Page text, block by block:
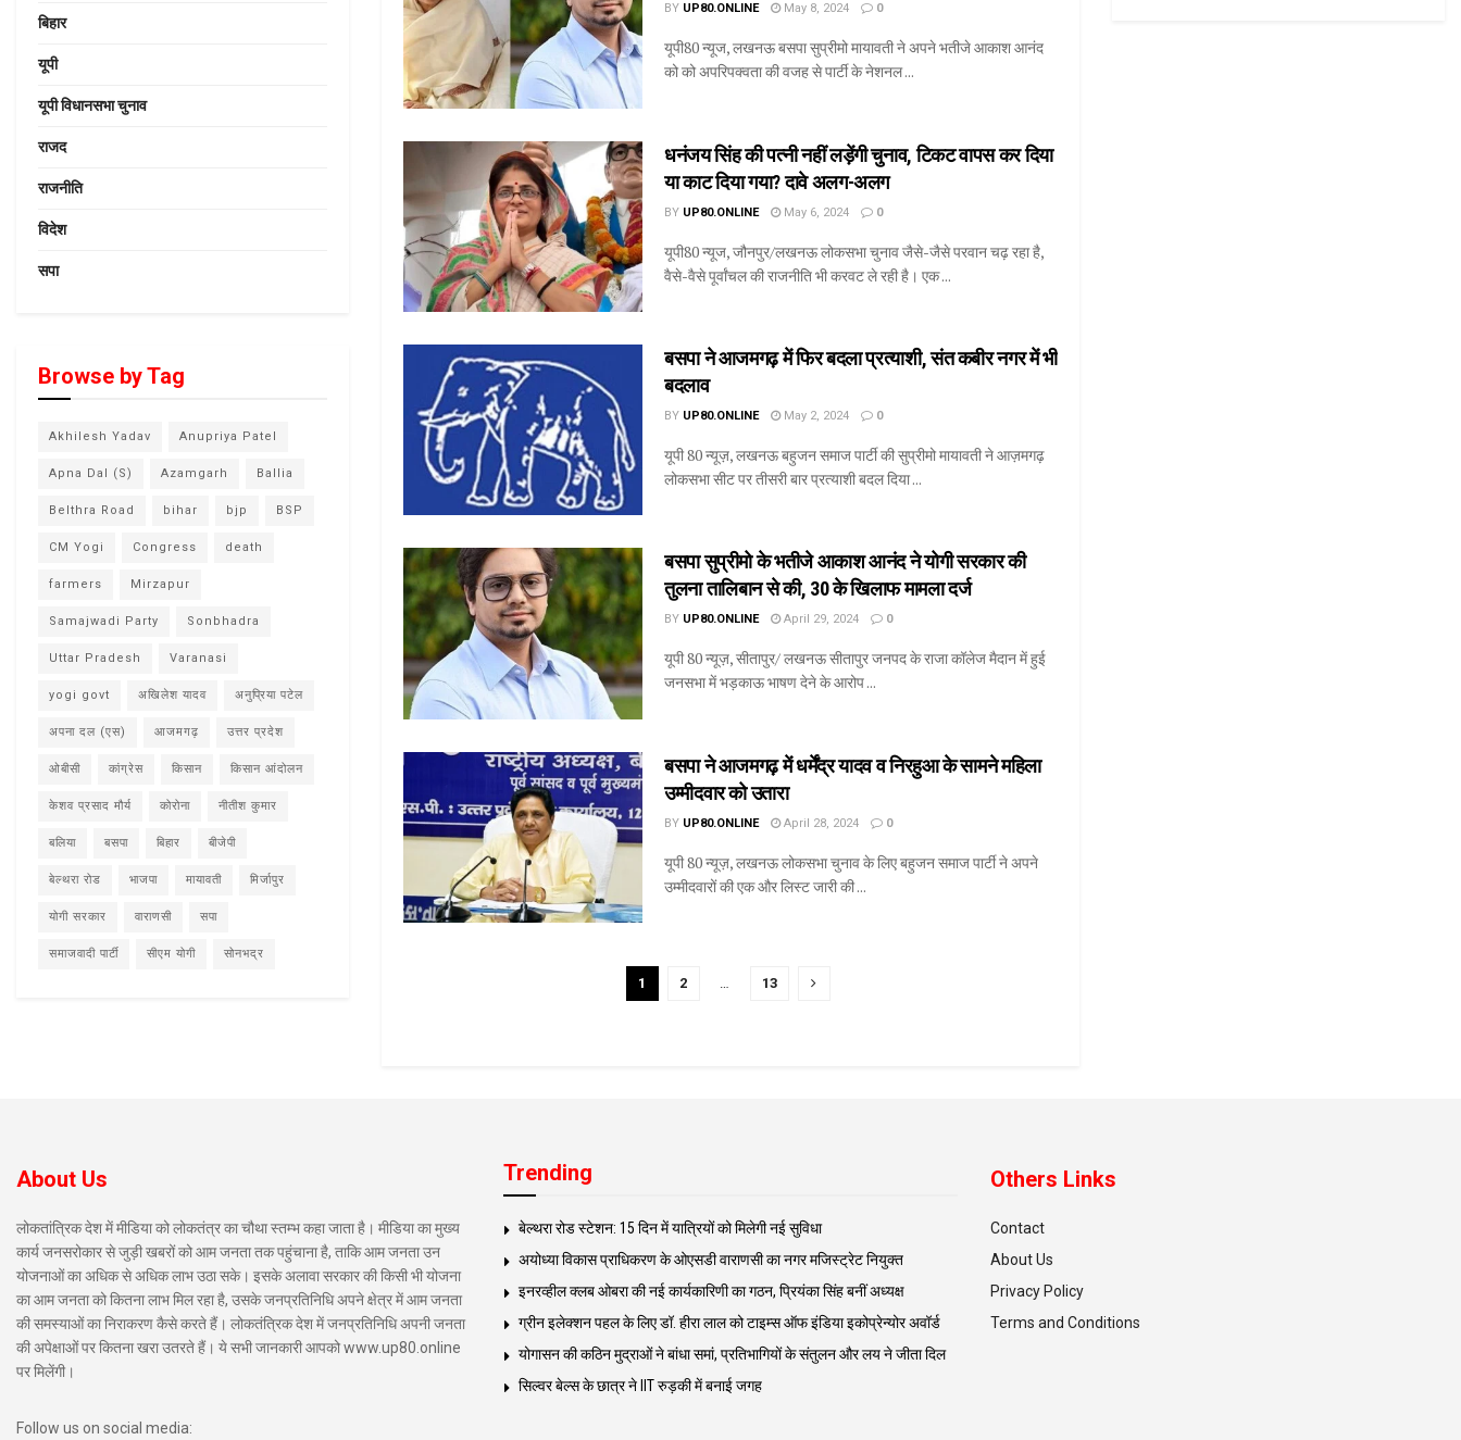
BY UP80.ONLINE May 8, 2024 0
यूपी80 न्यूज, लखनऊ बसपा सुप्रीमो मायावती ने अपने भतीजे आकाश आनंद
को को अपरिपक्वता की वजह से पार्टी के नेशनल ...
धनंजय सिंह की पत्नी नहीं लड़ेंगी चुनाव, टिकट वापस कर दिया
या काट दिया गया? दावे अलग-अलग
BY UP80.ONLINE May 6, 2024 0
यूपी80 न्यूज, जौनपुर/लखनऊ लोकसभा चुनाव जैसे-जैसे परवान चढ़ रहा है,
वैसे-वैसे पूर्वांचल की राजनीति भी करवट ले रही है। एक ...
बसपा ने आजमगढ़ में फिर बदला प्रत्याशी, संत कबीर नगर में भी
बदलाव
BY UP80.ONLINE May 2, 2024 0
यूपी 80 न्यूज़, लखनऊ बहुजन समाज पार्टी की सुप्रीमो मायावती ने आज़मगढ़
लोकसभा सीट पर तीसरी बार प्रत्याशी बदल दिया ...
बसपा सुप्रीमो के भतीजे आकाश आनंद ने योगी सरकार की
तुलना तालिबान से की, 30 के खिलाफ मामला दर्ज
BY UP80.ONLINE April 29, 2024 0
यूपी 80 न्यूज़, सीतापुर/ लखनऊ सीतापुर जनपद के राजा कॉलेज मैदान में हुई
जनसभा में भड़काऊ भाषण देने के आरोप ...
बसपा ने आजमगढ़ में धर्मेंद्र यादव व निरहुआ के सामने महिला
उम्मीदवार को उतारा
BY UP80.ONLINE April 28, 2024 0
यूपी 80 न्यूज़, लखनऊ लोकसभा चुनाव के लिए बहुजन समाज पार्टी ने अपने
उम्मीदवारों की एक और लिस्ट जारी की ...
1 2 13
बिहार
यूपी
यूपी विधानसभा चुनाव
राजद
राजनीति
विदेश
सपा
Browse by Tag
Akhilesh Yadav Anupriya Patel
Apna Dal (S) Azamgarh Ballia
Belthra Road bihar bjp BSP
CM Yogi Congress death
farmers Mirzapur
Samajwadi Party Sonbhadra
Uttar Pradesh Varanasi
yogi govt अखिलेश यादव अनुप्रिया पटेल
अपना दल (एस) आजमगढ़ उत्तर प्रदेश
ओबीसी कांग्रेस किसान किसान आंदोलन
केशव प्रसाद मौर्य कोरोना नीतीश कुमार
बलिया बसपा बिहार बीजेपी
बेल्थरा रोड भाजपा मायावती मिर्जापुर
योगी सरकार वाराणसी सपा
समाजवादी पार्टी सीएम योगी सोनभद्र
About Us
लोकतांत्रिक देश में मीडिया को लोकतंत्र का चौथा स्तम्भ कहा जाता है। मीडिया का मुख्य
कार्य जनसरोकार से जुड़ी खबरों को आम जनता तक पहुंचाना है, ताकि आम जनता उन
योजनाओं का अधिक से अधिक लाभ उठा सके। इसके अलावा सरकार की किसी भी योजना
का आम जनता को कितना लाभ मिल रहा है, उसके जनप्रतिनिधि अपने क्षेत्र में आम जनता
की समस्याओं का निराकरण कैसे करते हैं। लोकतंत्रिक देश में जनप्रतिनिधि अपनी जनता
की अपेक्षाओं पर कितना खरा उतरते हैं। ये सभी जानकारी आपको www.up80.online
पर मिलेंगी।
Follow us on social media:
Trending
बेल्थरा रोड स्टेशन: 15 दिन में यात्रियों को मिलेगी नई सुविधा
अयोध्या विकास प्राधिकरण के ओएसडी वाराणसी का नगर मजिस्ट्रेट नियुक्त
इनरव्हील क्लब ओबरा की नई कार्यकारिणी का गठन, प्रियंका सिंह बनीं अध्यक्ष
ग्रीन इलेक्शन पहल के लिए डॉ. हीरा लाल को टाइम्स ऑफ इंडिया इकोप्रेन्योर अवॉर्ड
योगासन की कठिन मुद्राओं ने बांधा समां, प्रतिभागियों के संतुलन और लय ने जीता दिल
सिल्वर बेल्स के छात्र ने IIT रुड़की में बनाई जगह
Others Links
Contact
About Us
Privacy Policy
Terms and Conditions